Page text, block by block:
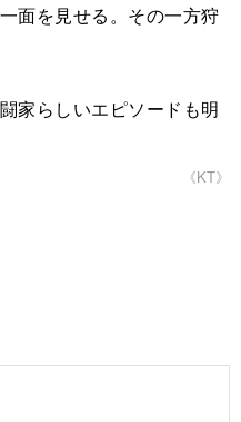
面を見せる。その一方狩
家らしいエピソードも明
《KT》